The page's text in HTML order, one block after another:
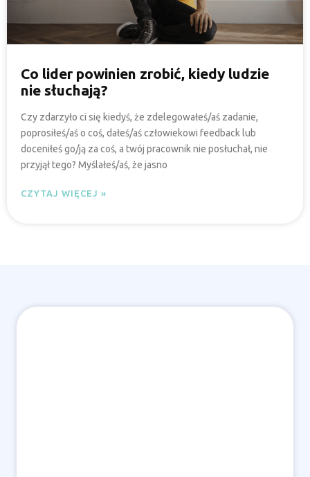
Co lider powinien zrobić, kiedy ludzie
nie słuchają?
Czy zdarzyło ci się kiedyś, że zdelegowałeś/aś zadanie,
poprosiłeś/aś o coś, dałeś/aś człowiekowi feedback lub
doceniłeś go/ją za coś, a twój pracownik nie posłuchał, nie
przyjął tego? Myślałeś/aś, że jasno
CZYTAJ WIĘCEJ »